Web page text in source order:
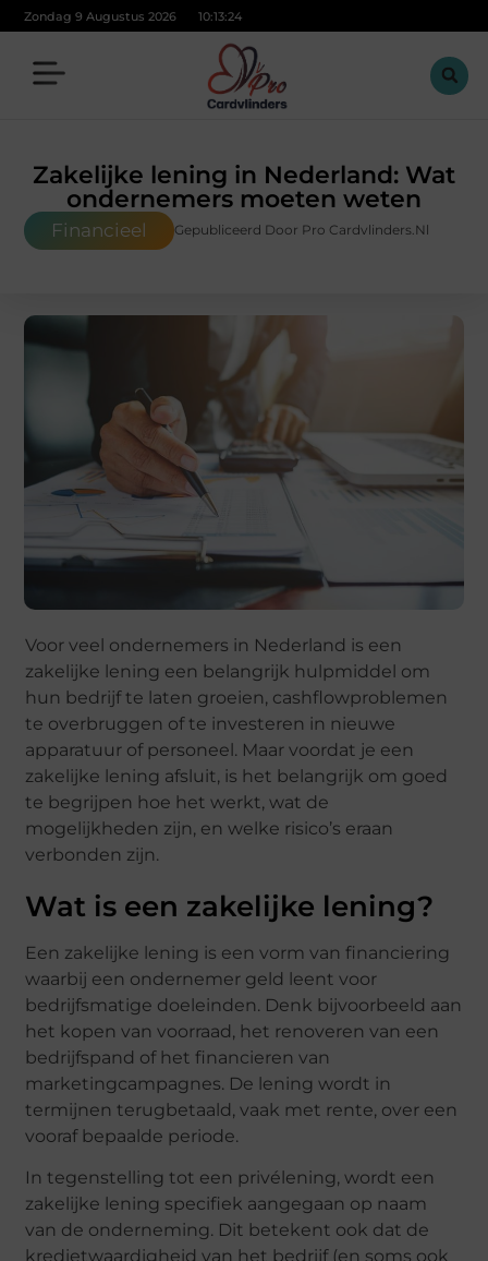
Zondag 9 Augustus 2026 10:13:25
Zakelijke lening in Nederland: Wat
ondernemers moeten weten
Financieel Gepubliceerd Door Pro Cardvlinders.nl
Voor veel ondernemers in Nederland is een
zakelijke lening een belangrijk hulpmiddel om
hun bedrijf te laten groeien, cashflowproblemen
te overbruggen of te investeren in nieuwe
apparatuur of personeel. Maar voordat je een
zakelijke lening afsluit, is het belangrijk om goed
te begrijpen hoe het werkt, wat de
mogelijkheden zijn, en welke risico’s eraan
verbonden zijn.
Wat is een zakelijke lening?
Een zakelijke lening is een vorm van financiering
waarbij een ondernemer geld leent voor
bedrijfsmatige doeleinden. Denk bijvoorbeeld aan
het kopen van voorraad, het renoveren van een
bedrijfspand of het financieren van
marketingcampagnes. De lening wordt in
termijnen terugbetaald, vaak met rente, over een
vooraf bepaalde periode.
In tegenstelling tot een privélening, wordt een
zakelijke lening specifiek aangegaan op naam
van de onderneming. Dit betekent ook dat de
kredietwaardigheid van het bedrijf (en soms ook